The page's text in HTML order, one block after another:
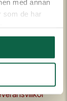
med annan
som de har